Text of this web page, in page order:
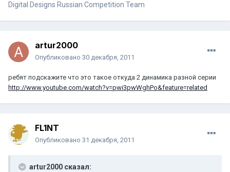
Digital Designs Russian Competition Team
artur2000
Опубликовано 30 декабря, 2011
ребят подскажите что это такое откуда 2 динамика разной серии
http://www.youtube.com/watch?v=pwi3pwWghPo&feature=related
FL1NT
Опубликовано 31 декабря, 2011
artur2000 сказал: